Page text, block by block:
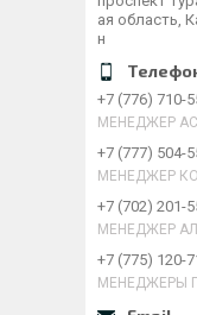
ая область,
н
+7 (776) 710-
МЕНЕДЖЕР
+7 (777) 504-
МЕНЕДЖЕР
+7 (702) 201-
МЕНЕДЖЕР
+7 (775) 120-
МЕНЕДЖЕРЫ